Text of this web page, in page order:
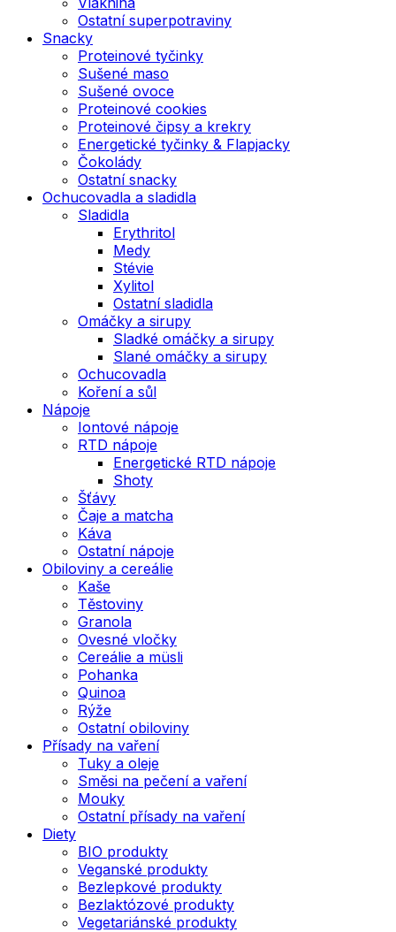
Ostatní superpotraviny
Snacky
Proteinové tyčinky
Sušené maso
Sušené ovoce
Proteinové cookies
Proteinové čipsy a krekry
Energetické tyčinky & Flapjacky
Čokolády
Ostatní snacky
Ochucovadla a sladidla
Sladidla
Erythritol
Medy
Stévie
Xylitol
Ostatní sladidla
Omáčky a sirupy
Sladké omáčky a sirupy
Slané omáčky a sirupy
Ochucovadla
Koření a sůl
Nápoje
Iontové nápoje
RTD nápoje
Energetické RTD nápoje
Shoty
Šťávy
Čaje a matcha
Káva
Ostatní nápoje
Obiloviny a cereálie
Kaše
Těstoviny
Granola
Ovesné vločky
Cereálie a müsli
Pohanka
Quinoa
Rýže
Ostatní obiloviny
Přísady na vaření
Tuky a oleje
Směsi na pečení a vaření
Mouky
Ostatní přísady na vaření
Diety
BIO produkty
Veganské produkty
Bezlepkové produkty
Bezlaktózové produkty
Vegetariánské produkty